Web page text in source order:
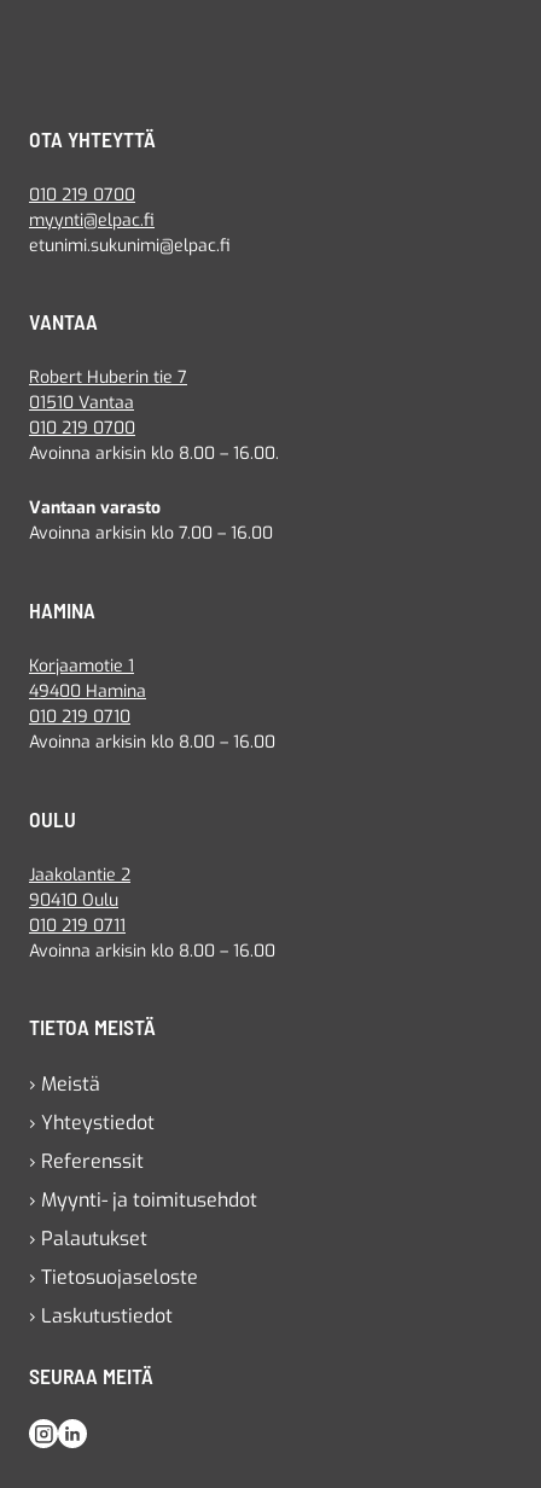
OTA YHTEYTTÄ
010 219 0700
myynti@elpac.fi
etunimi.sukunimi@elpac.fi
VANTAA
Robert Huberin tie 7
01510 Vantaa
010 219 0700
Avoinna arkisin klo 8.00 – 16.00.
Vantaan varasto
Avoinna arkisin klo 7.00 – 16.00
HAMINA
Korjaamotie 1
49400 Hamina
010 219 0710
Avoinna arkisin klo 8.00 – 16.00
OULU
Jaakolantie 2
90410 Oulu
010 219 0711
Avoinna arkisin klo 8.00 – 16.00
TIETOA MEISTÄ
› Meistä
› Yhteystiedot
› Referenssit
› Myynti- ja toimitusehdot
› Palautukset
› Tietosuojaseloste
› Laskutustiedot
SEURAA MEITÄ
Instagram
LinkedIn